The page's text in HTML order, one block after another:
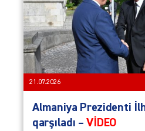
21.07.2026
Almaniya Prezidenti
qarşıladı –VİDEO